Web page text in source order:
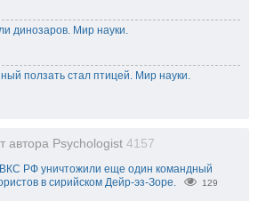
динозаров. Мир науки.
ползать стал птицей. Мир науки.
автора Psychologist 4157
РФ уничтожили еще один командный
в сирийском Дейр-эз-Зоре.
129